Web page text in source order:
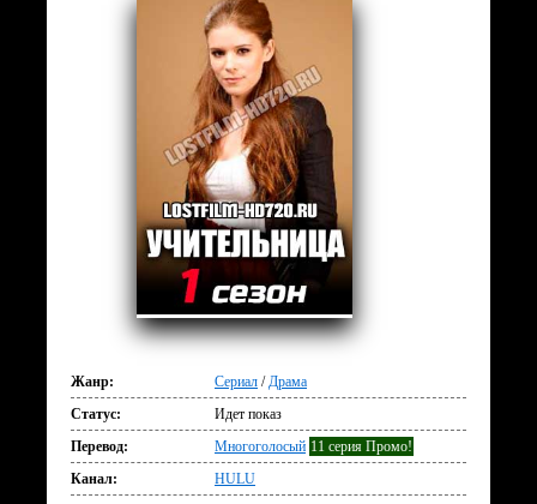
Жанр: Сериал /Драма
Статус:
Идет показ
Перевод:
Многоголосый 11 серия Промо!
Канал:
HULU